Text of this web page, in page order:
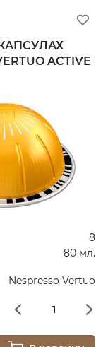
ACTIVE
8
80 мл.
Nespresso Vertuo